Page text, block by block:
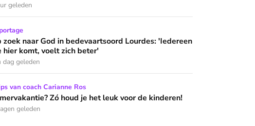
vingertje wijzen’
geleden
in bedevaartsoord Lourdes: 'Iedereen die hier komt, voelt zich beter'
zoek naar God in bedevaartsoord Lourdes: 'Iedereen
hier komt, voelt zich beter'
dag geleden
Zó houd je het leuk voor de kinderen!
van coach Carianne Ros
Zó houd je het leuk voor de kinderen!
geleden